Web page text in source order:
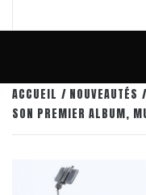
ACCUEIL NOUVEAUTÉS
SON PREMIER ALBUM,